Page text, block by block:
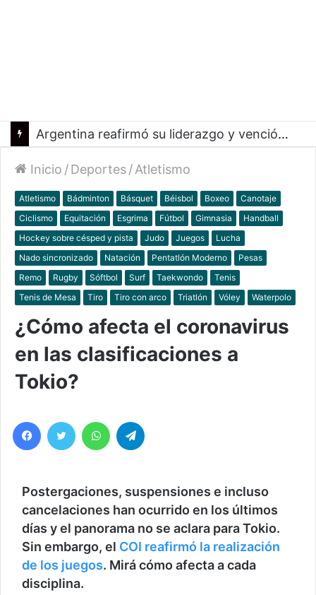
Argentina reafirmó su liderazgo y venció a Uruguay en el Sudamericano
Inicio /Deportes/Atletismo
Atletismo Bádminton Básquet Béisbol Boxeo
Canotaje
Ciclismo
Equitación Esgrima Fútbol Gimnasia
Handball
Hockey sobre césped y pista
Judo Juegos
Lucha
Nado sincronizado
Natación Pentatlón Moderno
Pesas
Remo
Rugby Sóftbol Surf Taekwondo
Tenis
Tenis de Mesa
Tiro Tiro con arco Triatlón Vóley Waterpolo
¿Cómo afecta el coronavirus
en las clasificaciones a
Tokio?
Facebook
Twitter WhatsApp
Postergaciones, suspensiones e incluso
cancelaciones han ocurrido en los últimos
días y el panorama no se aclara para Tokio.
Sin embargo, el COI reafirmó la realización
de los juegos. Mirá cómo afecta a cada
disciplina.